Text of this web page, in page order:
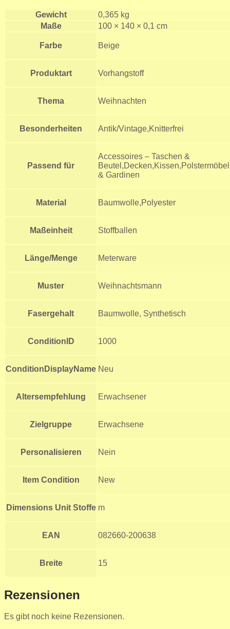
Gewicht
0,365 kg
Maße
100 × 140 × 0,1 cm
Farbe Beige
Produktart Vorhangstoff
Thema Weihnachten
Besonderheiten Antik/Vintage,Knitterfrei
Passend für
Accessoires – Taschen &
& Gardinen
Material Baumwolle,Polyester
Maßeinheit Stoffballen
Länge/Menge Meterware
Muster Weihnachtsmann
Fasergehalt Baumwolle, Synthetisch
ConditionID 1000
ConditionDisplayName Neu
Altersempfehlung Erwachsener
Zielgruppe Erwachsene
Personalisieren Nein
Item Condition New
Dimensions Unit Stoffe m
EAN 082660-200638
Breite 15
Rezensionen
Es gibt noch keine Rezensionen.